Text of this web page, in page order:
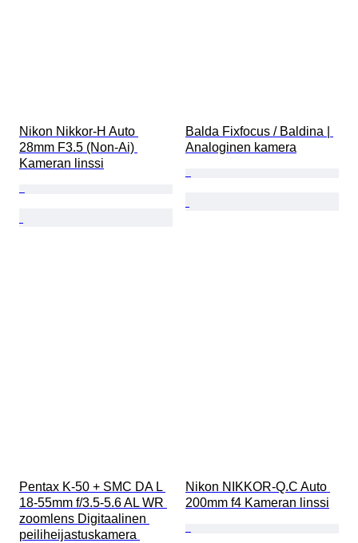
Nikon Nikkor-H Auto
28mm F3.5 (Non-Ai)
Kameran linssi
Balda Fixfocus / Baldina |
Analoginen kamera
Pentax K-50 + SMC DA L
18-55mm f/3.5-5.6 AL WR
zoomlens Digitaalinen
peiliheijastuskamera
Nikon NIKKOR-Q.C Auto
200mm f4 Kameran linssi